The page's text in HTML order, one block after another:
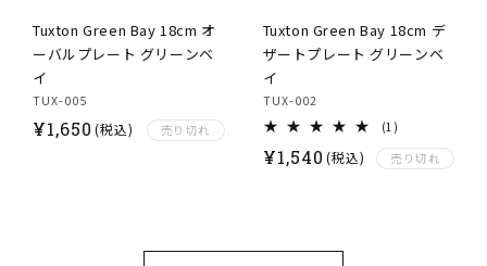
Tuxton Green Bay 18cm オ
ーバルプレート グリーンベ
イ
TUX-005
通
¥1,650 (税込) 売り切れ
Tuxton Green Bay 18cm デ
ザートプレート グリーンベ
イ
TUX-002
(1)
ビ
ュ
通
¥1,540 (税込) 売り切れ